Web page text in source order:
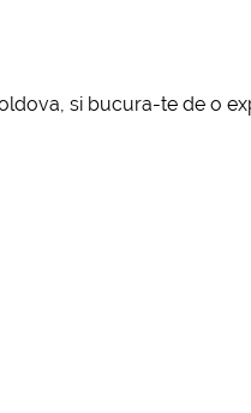
si bucura-te de o